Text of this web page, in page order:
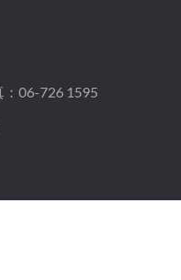
：06-726 1595